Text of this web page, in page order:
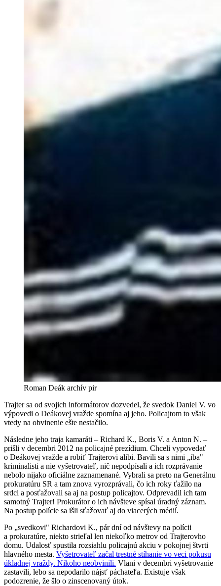
Roman Deák archív pir
Trajter sa od svojich informátorov dozvedel, že svedok Daniel V. vo
výpovedi o Deákovej vražde spomína aj jeho. Policajtom to však
vtedy na obvinenie ešte nestačilo.
Následne jeho traja kamaráti – Richard K., Boris V. a Anton N. –
prišli v decembri 2012 na policajné prezídium. Chceli vypovedať
o Deákovej vražde a robiť Trajterovi alibi. Bavili sa s nimi „iba"
kriminalisti a nie vyšetrovateľ, nič nepodpísali a ich rozprávanie
nebolo nijako oficiálne zaznamenané. Vybrali sa preto na Generálnu
prokuratúru SR a tam znova vyrozprávali, čo ich roky ťažilo na
srdci a posťažovali sa aj na postup policajtov. Odprevadil ich tam
samotný Trajter! Prokurátor o ich návšteve spísal úradný záznam.
Na postup polície sa išli sťažovať aj do viacerých médií.
Po „svedkovi" Richardovi K., pár dní od návštevy na polícii
a prokuratúre, niekto strieľal len niekoľko metrov od Trajterovho
domu. Udalosť spustila rozsiahlu policajnú akciu v pokojnej štvrti
hlavného mesta. Vyšetrovateľ začal trestné stíhanie vo veci pokusu
úkladnej vraždy. Nikoho neobvinili. Vlani v decembri vyšetrovanie
zastavili, lebo sa nepodarilo nájsť páchateľa. Existuje však
podozrenie, že šlo o zinscenovaný útok.